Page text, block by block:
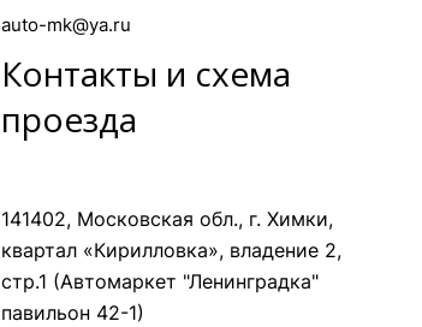
auto-mk@ya.ru
Контакты и схема
проезда
141402, Московская обл., г. Химки,
квартал «Кирилловка», владение 2,
стр.1 (Автомаркет "Ленинградка"
павильон 42-1)